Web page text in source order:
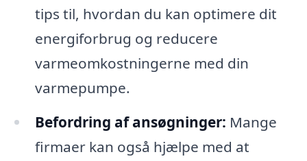
tips til, hvordan du kan optimere dit
energiforbrug og reducere
varmeomkostningerne med din
varmepumpe.
Befordring af ansøgninger: Mange
firmaer kan også hjælpe med at